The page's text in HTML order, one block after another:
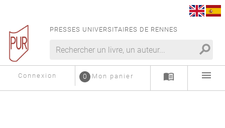
PRESSES UNIVERSITAIRES DE RENNES
search
Connexion Mon panier
0 menu_book menu